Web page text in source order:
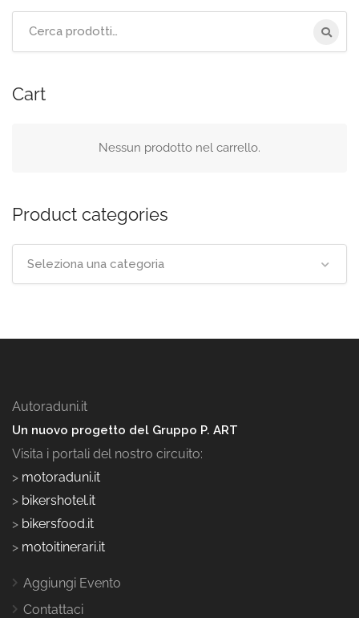
Cart
Nessun prodotto nel carrello.
Product categories
Seleziona una categoria
Autoraduni.it
Un nuovo progetto del Gruppo P. ART
Visita i portali del nostro circuito:
> motoraduni.it
> bikershotel.it
> bikersfood.it
> motoitinerari.it
Aggiungi Evento
Contattaci